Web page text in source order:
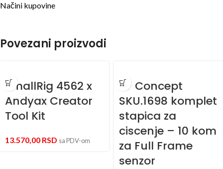
Načini kupovine
Povezani proizvodi
SmallRig 4562 x
Andyax Creator
Tool Kit
13.570,00 RSD sa PDV-om
KF Concept
SKU.1698 komplet
stapica za
ciscenje – 10 kom
za Full Frame
senzor